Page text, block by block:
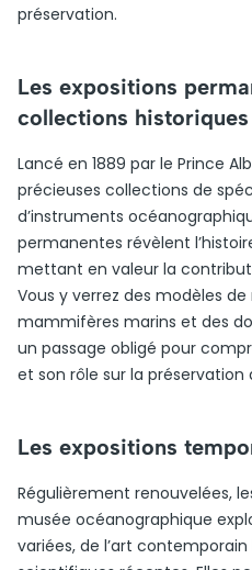
préservation.
Les expositions
collections historiques
Lancé en 1889 par le Prince
précieuses collections de
d’instruments
permanentes révèlent
mettant en valeur la
Vous y verrez des modèles
mammifères marins et des
un passage obligé pour
et son rôle sur la préservation
Les expositions
Régulièrement renouvelées,
musée océanographique
variées, de l’art